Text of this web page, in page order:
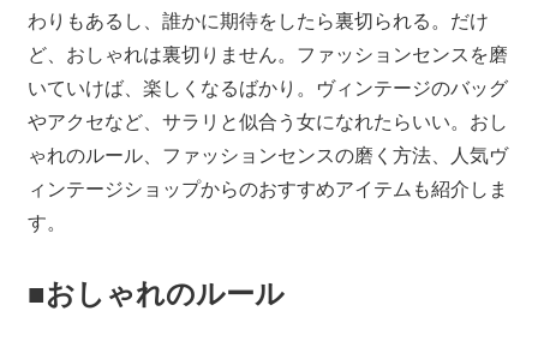
わりもあるし、誰かに期待をしたら裏切られる。だけ
ど、おしゃれは裏切りません。ファッションセンスを磨
いていけば、楽しくなるばかり。ヴィンテージのバッグ
やアクセなど、サラリと似合う女になれたらいい。おし
ゃれのルール、ファッションセンスの磨く方法、人気ヴ
ィンテージショップからのおすすめアイテムも紹介しま
す。
■おしゃれのルール